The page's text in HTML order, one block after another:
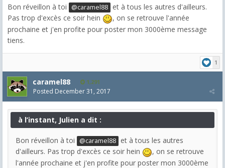
Bon réveillon à toi @caramel88 et à tous les autres d'ailleurs.
Pas trop d'excès ce soir hein
, on se retrouve l'année
prochaine et j'en profite pour poster mon 3000ème message
tiens.
1
caramel88 1,291
Posted December 31, 2017
à l’instant, Julien a dit :
Bon réveillon à toi @caramel88 et à tous les autres
d'ailleurs. Pas trop d'excès ce soir hein
, on se retrouve
l'année prochaine et j'en profite pour poster mon 3000ème